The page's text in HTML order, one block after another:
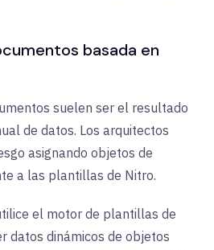
basada en
suelen ser el resultado
de datos. Los arquitectos
asignando objetos de
a las plantillas de Nitro.
el motor de plantillas de
datos dinámicos de objetos